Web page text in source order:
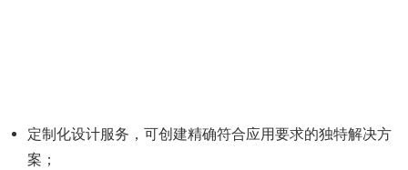
定制化设计服务，可创建精确符合应用要求的独特解决方
案；